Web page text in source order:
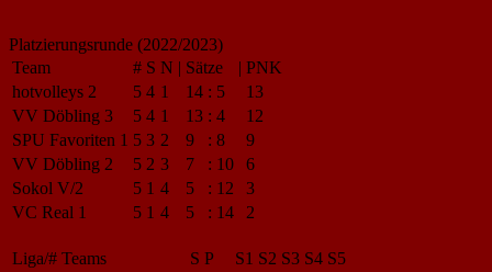
Platzierungsrunde (2022/2023)
Team
# S N | Sätze | PNK
hotvolleys 2
5 4 1 14 : 5
13
VV Döbling 3
5 4 1 13 : 4
12
SPU Favoriten 1 5 3 2 9 : 8
9
VV Döbling 2
5 2 3 7 : 10
6
Sokol V/2
5 1 4 5 : 12
3
VC Real 1
5 1 4 5 : 14 2
Liga/# Teams S P S1 S2 S3 S4 S5